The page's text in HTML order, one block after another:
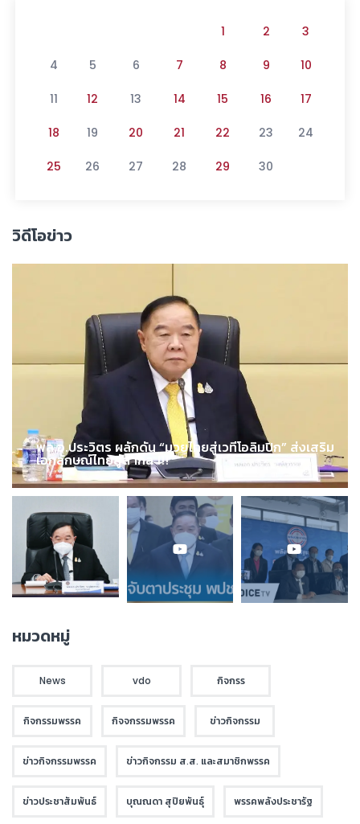
1 2 3
4 5 6 7 8 9 10
11 12 13 14 15 16 17
18 19 20 21 22 23 24
25 26 27 28 29 30
วิดีโอข่าว
พล.อ.ประวิตร ผลักดัน “มวยไทยสู่เวทีโอลิมปิก” ส่งเสริม
เอกลักษณ์ไทยสู่สากล !!!
หมวดหมู่
News vdo กิจกรร
กิจกรรมพรรค กิจจกรรมพรรค ข่าวกิจกรรม
ข่าวกิจกรรมพรรค ข่าวกิจกรรม ส.ส. และสมาชิกพรรค
ข่าวประชาสัมพันธ์ บุณณดา สุปิยพันธุ์ พรรคพลังประชารัฐ